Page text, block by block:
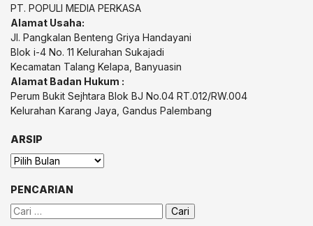
PT. POPULI MEDIA PERKASA
Alamat Usaha:
Jl. Pangkalan Benteng Griya Handayani
Blok i-4 No. 11 Kelurahan Sukajadi
Kecamatan Talang Kelapa, Banyuasin
Alamat Badan Hukum :
Perum Bukit Sejhtara Blok BJ No.04 RT.012/RW.004
Kelurahan Karang Jaya, Gandus Palembang
ARSIP
Arsip
PENCARIAN
Cari